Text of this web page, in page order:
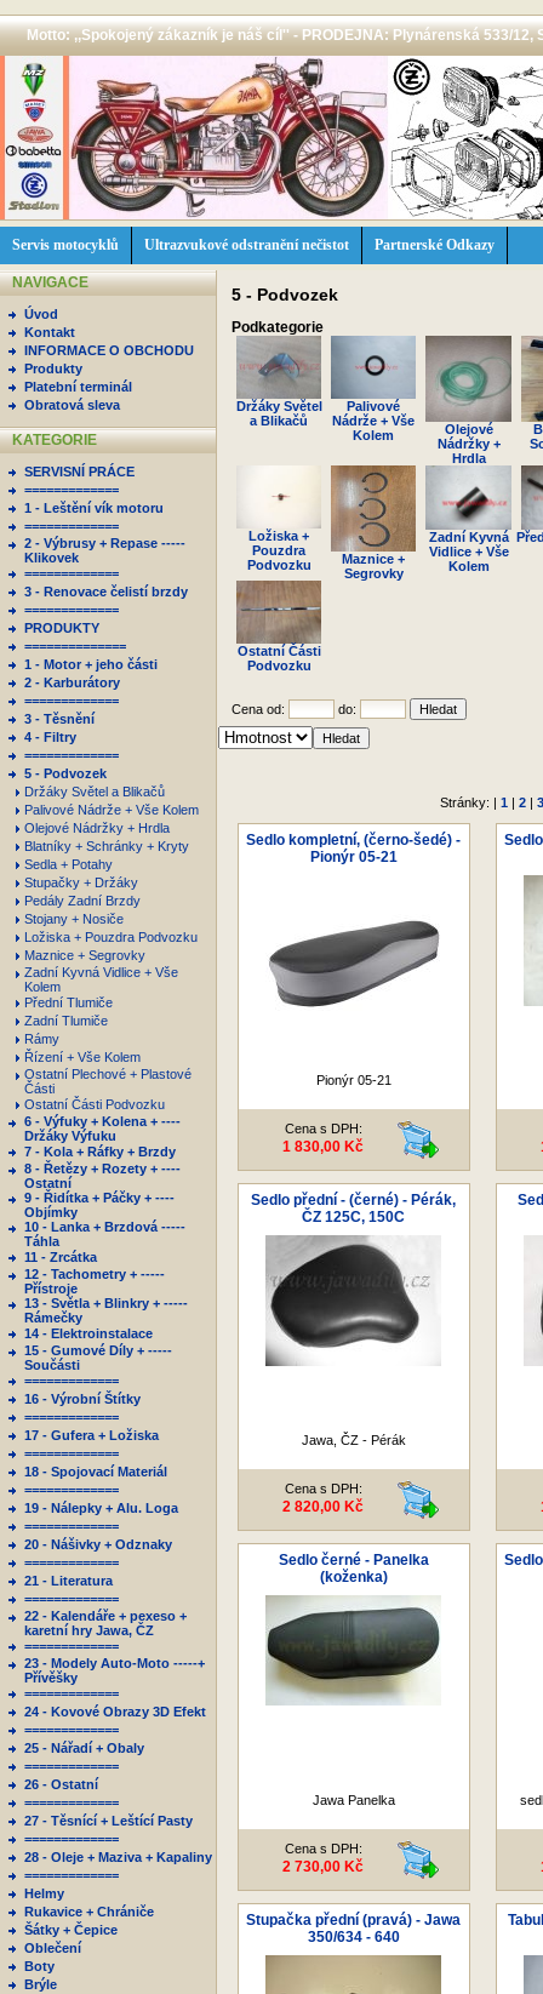
Motto: ,,Spokojený zákazník je náš cíl'' - PRODEJNA: Plynárenská 533/12,
Servis motocyklů Ultrazvukové odstranění nečistot Partnerské Odkazy
NAVIGACE
Úvod
Kontakt
INFORMACE O OBCHODU
Produkty
Platební terminál
Obratová sleva
KATEGORIE
SERVISNÍ PRÁCE
=============
1 - Leštění vík motoru
=============
2 - Výbrusy + Repase -----
Klikovek
=============
3 - Renovace čelistí brzdy
=============
PRODUKTY
==============
1 - Motor + jeho části
2 - Karburátory
=============
3 - Těsnění
4 - Filtry
=============
5 - Podvozek
Držáky Světel a Blikačů
Palivové Nádrže + Vše Kolem
Olejové Nádržky + Hrdla
Blatníky + Schránky + Kryty
Sedla + Potahy
Stupačky + Držáky
Pedály Zadní Brzdy
Stojany + Nosiče
Ložiska + Pouzdra Podvozku
Maznice + Segrovky
Zadní Kyvná Vidlice + Vše
Kolem
Přední Tlumiče
Zadní Tlumiče
Rámy
Řízení + Vše Kolem
Ostatní Plechové + Plastové
Části
Ostatní Části Podvozku
6 - Výfuky + Kolena + ----
Držáky Výfuku
7 - Kola + Ráfky + Brzdy
8 - Řetězy + Rozety + ----
Ostatní
9 - Řidítka + Páčky + ----
Objímky
10 - Lanka + Brzdová -----
Táhla
11 - Zrcátka
12 - Tachometry + -----
Přístroje
13 - Světla + Blinkry + -----
Rámečky
14 - Elektroinstalace
15 - Gumové Díly + -----
Součásti
=============
16 - Výrobní Štítky
=============
17 - Gufera + Ložiska
=============
18 - Spojovací Materiál
=============
19 - Nálepky + Alu. Loga
=============
20 - Nášivky + Odznaky
=============
21 - Literatura
=============
22 - Kalendáře + pexeso +
karetní hry Jawa, ČZ
=============
23 - Modely Auto-Moto -----+
Přívěšky
=============
24 - Kovové Obrazy 3D Efekt
=============
25 - Nářadí + Obaly
=============
26 - Ostatní
=============
27 - Těsnící + Leštící Pasty
=============
28 - Oleje + Maziva + Kapaliny
=============
Helmy
Rukavice + Chrániče
Šátky + Čepice
Oblečení
Boty
Brýle
5 - Podvozek
Podkategorie
Držáky Světel
a Blikačů
Palivové
Nádrže + Vše
Kolem
Olejové
Nádržky +
Hrdla
Ložiska +
Pouzdra
Podvozku
Maznice +
Segrovky
Zadní Kyvná
Vidlice + Vše
Kolem
Ostatní Části
Podvozku
Cena od: do:
Stránky: | 1| 2| 3
Sedlo kompletní, (černo-šedé) -
Pionýr 05-21
Pionýr 05-21
Cena s DPH:
1 830,00 Kč
Sedlo přední - (černé) - Pérák,
ČZ 125C, 150C
Jawa, ČZ - Pérák
Cena s DPH:
2 820,00 Kč
Sedlo černé - Panelka
(koženka)
Jawa Panelka
Cena s DPH:
2 730,00 Kč
Stupačka přední (pravá) - Jawa
350/634 - 640